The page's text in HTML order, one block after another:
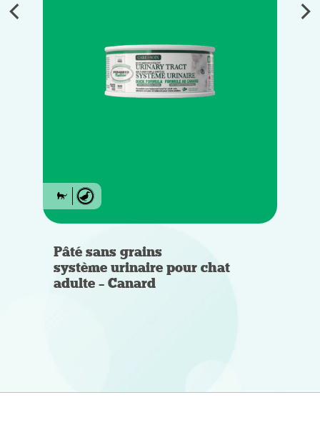
Pâté sans grains
système urinaire pour chat
adulte – Canard